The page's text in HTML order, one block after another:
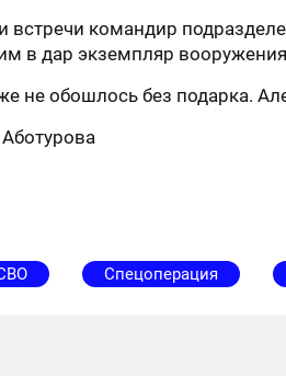
встречи командир
в дар экземпляр
не обошлось без подарка.
Спецоперация